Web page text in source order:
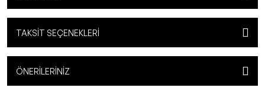
TAKSIT SEÇENEKLERI
ÖNERILERINIZ